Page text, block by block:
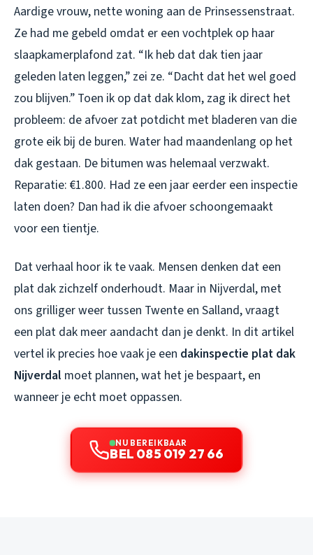
Aardige vrouw, nette woning aan de Prinsessenstraat.
Ze had me gebeld omdat er een vochtplek op haar
slaapkamerplafond zat. “Ik heb dat dak tien jaar
geleden laten leggen,” zei ze. “Dacht dat het wel goed
zou blijven.” Toen ik op dat dak klom, zag ik direct het
probleem: de afvoer zat potdicht met bladeren van die
grote eik bij de buren. Water had maandenlang op het
dak gestaan. De bitumen was helemaal verzwakt.
Reparatie: €1.800. Had ze een jaar eerder een inspectie
laten doen? Dan had ik die afvoer schoongemaakt
voor een tientje.
Dat verhaal hoor ik te vaak. Mensen denken dat een
plat dak zichzelf onderhoudt. Maar in Nijverdal, met
ons grilliger weer tussen Twente en Salland, vraagt
een plat dak meer aandacht dan je denkt. In dit artikel
vertel ik precies hoe vaak je een dakinspectie plat dak
Nijverdal moet plannen, wat het je bespaart, en
wanneer je echt moet oppassen.
NU BEREIKBAAR
BEL 085 019 27 66